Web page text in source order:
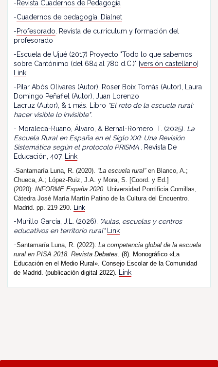
-Revista Cuadernos de Pedagogía
-Cuadernos de pedagogía. Dialnet
-Profesorado . Revista de curriculum y formación del
profesorado
-Escuela de Ujué (2017) Proyecto "Todo lo que sabemos
sobre Cantónimo (del 684 al 780 d.C.)" [versión castellano]
Link
-Pilar Abós Olivares (Autor), Roser Boix Tomàs (Autor), Laura
Domingo Peñafiel (Autor), Juan Lorenzo
Lacruz (Autor), & 1 más. Libro "El reto de la escuela rural:
hacer visible lo invisible".
- Moraleda-Ruano, Álvaro, & Bernal-Romero, T. (2025). La
Escuela Rural en España en el Siglo XXI: Una Revisión
Sistemática según el protocolo PRISMA . Revista De
Educación, 407.
Link
-Santamaría Luna, R. (2020). “La escuela rural”en Blanco, A.;
Chueca, A.; López-Ruiz, J.A. y Mora, S. [Coord. y Ed.]
(2020): INFORME España 2020. Universidad Pontificia Comillas,
Cátedra José María Martín Patino de la Cultura del Encuentro.
Madrid. pp. 219-290. Link
-Murillo García, J.L. (2026).
"Aulas, escuelas y centros
educativos en territorio rural"
Link
-Santamaría Luna, R. (2022): La competencia global de la escuela
rural en PISA 2018. Revista Debates. (8). Monográfico «La
Educación en el Medio Rural». Consejo Escolar de la Comunidad
de Madrid. (publicación digital 2022).
Link